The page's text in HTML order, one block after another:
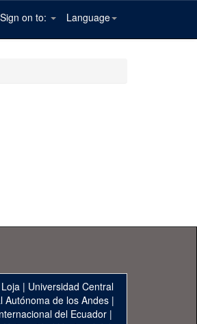
Language
Sign on to:
| Universidad Central
Autónoma de los Andes|
del Ecuador|